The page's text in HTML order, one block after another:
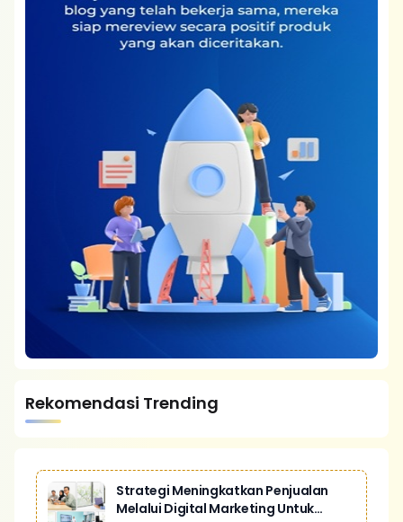
Rekomendasi Trending
Strategi Meningkatkan Penjualan
Melalui Digital Marketing Untuk